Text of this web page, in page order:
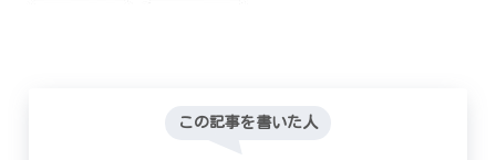
この記事を書いた人